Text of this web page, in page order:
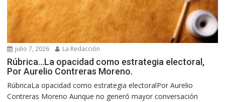
julio 7, 2026 La Redacción
Rúbrica…La opacidad como estrategia electoral,
Por Aurelio Contreras Moreno.
RúbricaLa opacidad como estrategia electoralPor Aurelio
Contreras Moreno Aunque no generó mayor conversación